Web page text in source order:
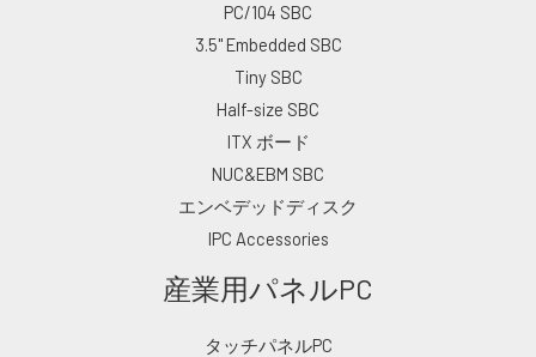
PC/104 SBC
3.5" Embedded SBC
Tiny SBC
Half-size SBC
ITX ボード
NUC&EBM SBC
エンベデッドディスク
IPC Accessories
産業用パネルPC
タッチパネルPC